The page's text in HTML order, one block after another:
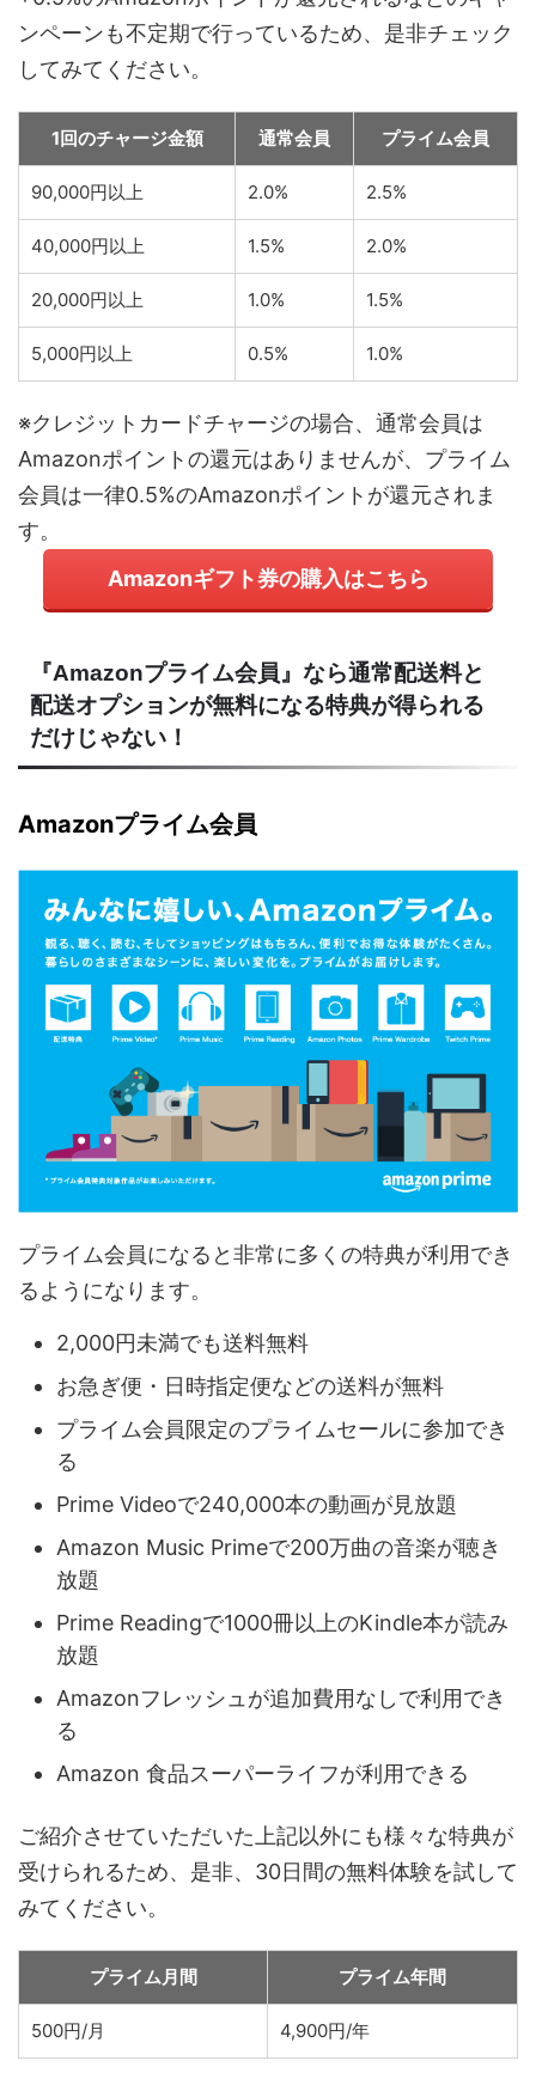
ンペーンも不定期で行っているため、是非チェック
してみてください。
1回のチャージ金額 通常会員 プライム会員
90,000円以上 2.0% 2.5%
40,000円以上 1.5% 2.0%
20,000円以上 1.0% 1.5%
5,000円以上 0.5% 1.0%
※クレジットカードチャージの場合、通常会員は
Amazonポイントの還元はありませんが、プライム
会員は一律0.5%のAmazonポイントが還元されま
す。
Amazonギフト券の購入はこちら
『Amazonプライム会員』なら通常配送料と
配送オプションが無料になる特典が得られる
だけじゃない！
Amazonプライム会員
プライム会員になると非常に多くの特典が利用でき
るようになります。
2,000円未満でも送料無料
お急ぎ便・日時指定便などの送料が無料
プライム会員限定のプライムセールに参加でき
る
Prime Videoで240,000本の動画が見放題
Amazon Music Primeで200万曲の音楽が聴き
放題
Prime Readingで1000冊以上のKindle本が読み
放題
Amazonフレッシュが追加費用なしで利用でき
る
Amazon 食品スーパーライフが利用できる
ご紹介させていただいた上記以外にも様々な特典が
受けられるため、是非、30日間の無料体験を試して
みてください。
プライム月間 プライム年間
500円/月 4,900円/年